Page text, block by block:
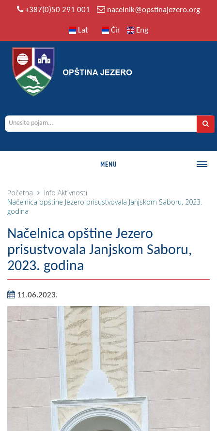
+387(0)50 291 001 nacelnik@opstinajezero.org
Lat Ćir Eng
MENU
O OPŠTINI
Istorija
Geografija
Naseljena mjesta
Zanimljivosti
Fotogalerija
NAČELNIK
O Načelniku
Zamjenik načelnika
Izvještaj o radu načelnika
SKUPŠTINA
Statut Opštine
Početna Info Aktivnosti
Načelnica opštine Jezero prisustvovala Janjskom Saboru, 2023.
godina
Načelnica opštine Jezero
prisustvovala Janjskom Saboru,
2023. godina
11.06.2023.